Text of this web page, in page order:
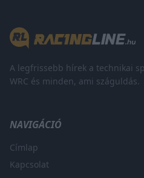
A legfrissebb hírek a technikai
WRC és minden, ami száguldás.
NAVIGÁCIÓ
Címlap
Kapcsolat